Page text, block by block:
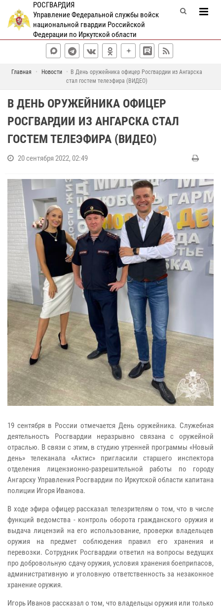
РОСГВАРДИЯ
Управление Федеральной службы войск
национальной гвардии Российской
Федерации по Иркутской области
Главная Новости
В День оружейника офицер Росгвардии из Ангарска
стал гостем телеэфира (ВИДЕО)
В ДЕНЬ ОРУЖЕЙНИКА ОФИЦЕР
РОСГВАРДИИ ИЗ АНГАРСКА СТАЛ
ГОСТЕМ ТЕЛЕЭФИРА (ВИДЕО)
20 сентября 2022, 02:49
19 сентября в России отмечается День оружейника. Служебная
деятельность Росгвардии неразрывно связана с оружейной
отраслью. В связи с этим, в студию утренней программы «Новый
день» телеканала «Актис» пригласили старшего инспектора
отделения лицензионно-разрешительной работы по городу
Ангарску Управления Росгвардии по Иркутской области капитана
полиции Игоря Иванова.
В ходе эфира офицер рассказал телезрителям о том, что в числе
функций ведомства - контроль оборота гражданского оружия и
выдача лицензий на его использование, проверки владельцев
оружия на предмет соблюдения правил его хранения и
перевозки. Сотрудник Росгвардии ответил на вопросы ведущих
про добровольную сдачу оружия, условия хранения боеприпасов,
административную и уголовную ответственность за незаконное
хранение оружия.
Игорь Иванов рассказал о том, что владельцы оружия или только